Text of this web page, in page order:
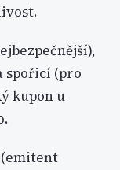
spořicí (pro
kupon u